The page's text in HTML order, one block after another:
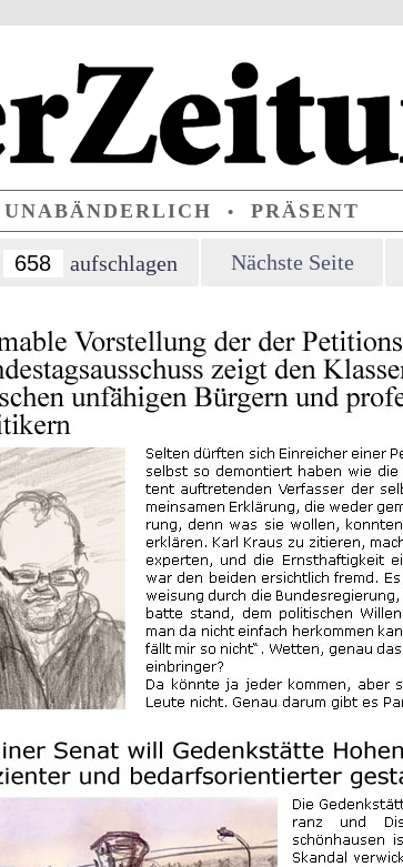
UNABÄNDERLICH • PRÄSENT
Nächste Seite